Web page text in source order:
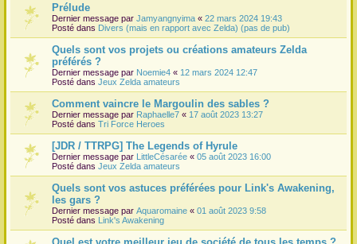
Prélude
Dernier message par Jamyangnyima « 22 mars 2024 19:43
Posté dans Divers (mais en rapport avec Zelda) (pas de pub)
Quels sont vos projets ou créations amateurs Zelda
préférés ?
Dernier message par Noemie4 « 12 mars 2024 12:47
Posté dans Jeux Zelda amateurs
Comment vaincre le Margoulin des sables ?
Dernier message par Raphaelle7 « 17 août 2023 13:27
Posté dans Tri Force Heroes
[JDR / TTRPG] The Legends of Hyrule
Dernier message par LittleCésarée « 05 août 2023 16:00
Posté dans Jeux Zelda amateurs
Quels sont vos astuces préférées pour Link's Awakening,
les gars ?
Dernier message par Aquaromaine « 01 août 2023 9:58
Posté dans Link's Awakening
Quel est votre meilleur jeu de société de tous les temps ?